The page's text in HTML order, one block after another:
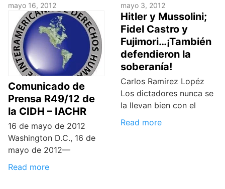
mayo 16, 2012
Comunicado de
Prensa R49/12 de
la CIDH – IACHR
16 de mayo de 2012
Washington D.C., 16 de
mayo de 2012—
Read more
mayo 3, 2012
Hitler y Mussolini;
Fidel Castro y
Fujimori…¡También
defendieron la
soberanía!
Carlos Ramirez Lopéz
Los dictadores nunca se
la llevan bien con el
Read more